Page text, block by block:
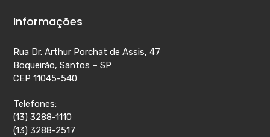
Informações
Rua Dr. Arthur Porchat de Assis, 47
Boqueirão, Santos – SP
CEP 11045-540
Telefones:
(13) 3288-1110
(13) 3288-2517